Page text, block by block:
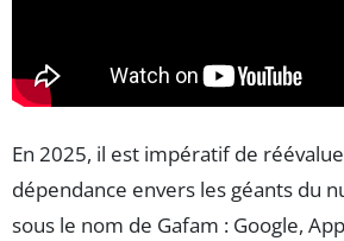
En 2025, il est impératif de
dépendance envers les géants du
sous le nom de Gafam : Google,